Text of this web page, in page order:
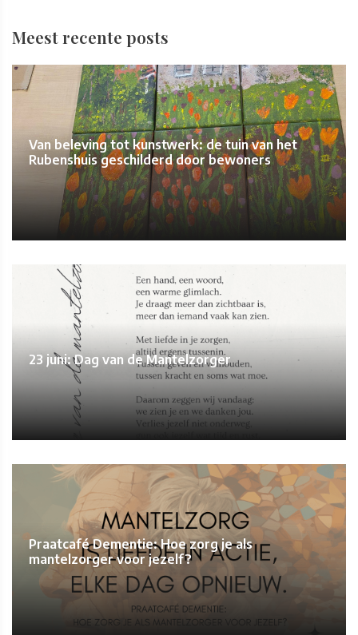
Meest recente posts
Van beleving tot kunstwerk: de tuin van het
Rubenshuis geschilderd door bewoners
23 juni: Dag van de Mantelzorger
Praatcafé Dementie: Hoe zorg je als
mantelzorger voor jezelf?